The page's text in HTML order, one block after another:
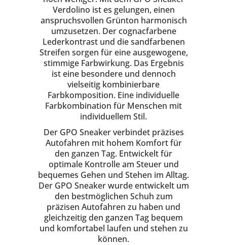
Verdolino ist es gelungen, einen
anspruchsvollen Grünton harmonisch
umzusetzen. Der cognacfarbene
Lederkontrast und die sandfarbenen
Streifen sorgen für eine ausgewogene,
stimmige Farbwirkung. Das Ergebnis
ist eine besondere und dennoch
vielseitig kombinierbare
Farbkomposition. Eine individuelle
Farbkombination für Menschen mit
individuellem Stil.
Der GPO Sneaker verbindet präzises
Autofahren mit hohem Komfort für
den ganzen Tag. Entwickelt für
optimale Kontrolle am Steuer und
bequemes Gehen und Stehen im Alltag.
Der GPO Sneaker wurde entwickelt um
den bestmöglichen Schuh zum
präzisen Autofahren zu haben und
gleichzeitig den ganzen Tag bequem
und komfortabel laufen und stehen zu
können.